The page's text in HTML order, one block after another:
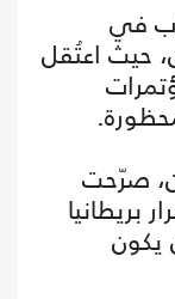
في
حيث اعتُقل
صرّحت
بريطانيا
يكون